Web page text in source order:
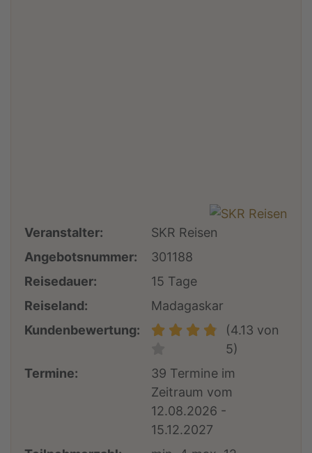
Veranstalter:
SKR Reisen
Angebotsnummer:
301188
Reisedauer:
15 Tage
Reiseland:
Madagaskar
Kundenbewertung:
(4.13 von
5)
Termine:
39 Termine im
Zeitraum vom
12.08.2026 -
15.12.2027